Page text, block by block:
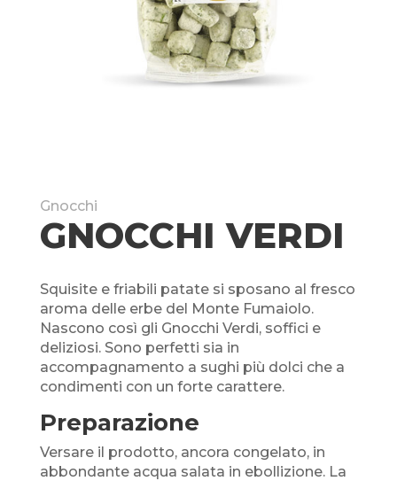
Gnocchi
GNOCCHI VERDI
Squisite e friabili patate si sposano al fresco
aroma delle erbe del Monte Fumaiolo.
Nascono così gli Gnocchi Verdi, soffici e
deliziosi. Sono perfetti sia in
accompagnamento a sughi più dolci che a
condimenti con un forte carattere.
Preparazione
Versare il prodotto, ancora congelato, in
abbondante acqua salata in ebollizione. La